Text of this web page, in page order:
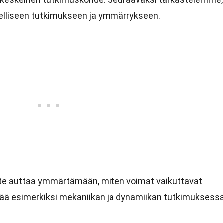
tutkimukseen ja ymmärrykseen.
auttaa ymmärtämään, miten voimat vaikuttavat
esimerkiksi mekaniikan ja dynamiikan